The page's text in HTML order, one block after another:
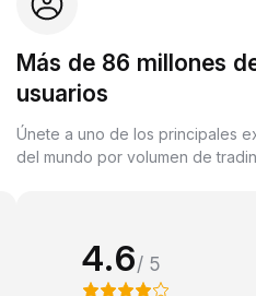
Más de 86 millones
usuarios
Únete a uno de los principales
del mundo por volumen de
4.6/ 5